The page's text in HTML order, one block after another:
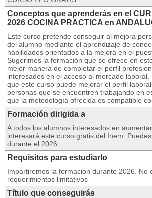
Conceptos que aprenderás en el
2026 COCINA PRACTICA en
Este curso pretende conseguir al mejora
del alumno mediante el aprendizaje de
habilidades orientados a la mejora en el
Sugerimos la formación que se ofrece en
mejor manera de completar el perfil
interesados en el acceso al mercado laboral.
que este curso puede mejorar el perfil
personas que se encuentren trabajando en
que la metodología ofrecida es compatible
Formación dirigida a
A todos los alumnos interesados en
interesará este curso gratis del Inem.
durante el 2026
Requisitos para estudiarlo
Impartiremos la formación durante 2026. No
requerimientos limitativos
Título que conseguirás